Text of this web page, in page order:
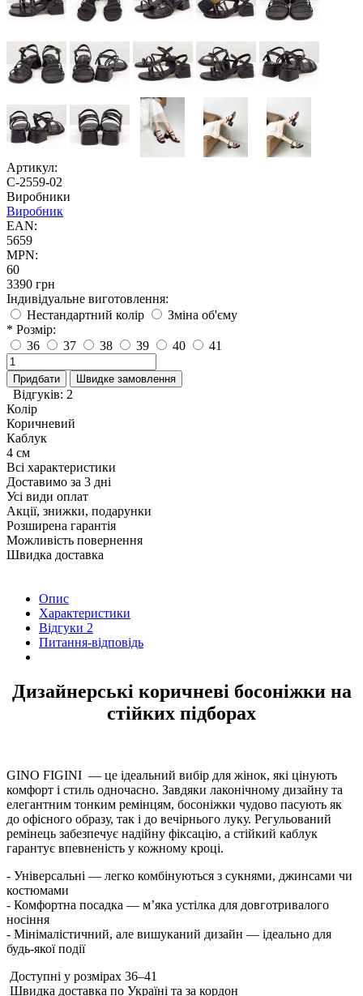
Артикул:
С-2559-02
Виробники
Виробник
EAN:
5659
MPN:
60
3390 грн
Індивідуальне виготовлення:
Нестандартний колір
Зміна об'єму
* Розмір:
36
37 38 39 40 41
Придбати Швидке замовлення
Відгуків: 2
Колір
Коричневий
Каблук
4 см
Всі характеристики
Доставимо за 3 дні
Усі види оплат
Акції, знижки, подарунки
Розширена гарантія
Можливість повернення
Швидка доставка
Опис
Характеристики
Відгуки 2
Питання-відповідь
Дизайнерські коричневі босоніжки на
стійких підборах
GINO FIGINI — це ідеальний вибір для жінок, які цінують
комфорт і стиль одночасно. Завдяки лаконічному дизайну та
елегантним тонким ремінцям, босоніжки чудово пасують як
до офісного образу, так і до вечірнього луку. Регульований
ремінець забезпечує надійну фіксацію, а стійкий каблук
гарантує впевненість у кожному кроці.
- Універсальні — легко комбінуються з сукнями, джинсами чи
костюмами
- Комфортна посадка — м’яка устілка для довготривалого
носіння
- Мінімалістичний, але вишуканий дизайн — ідеально для
будь-якої події
Доступні у розмірах 36–41
Швидка доставка по Україні та за кордон